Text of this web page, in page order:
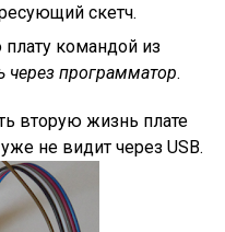
скетч.
командой из
через программатор.
вторую жизнь плате
не видит через USB.